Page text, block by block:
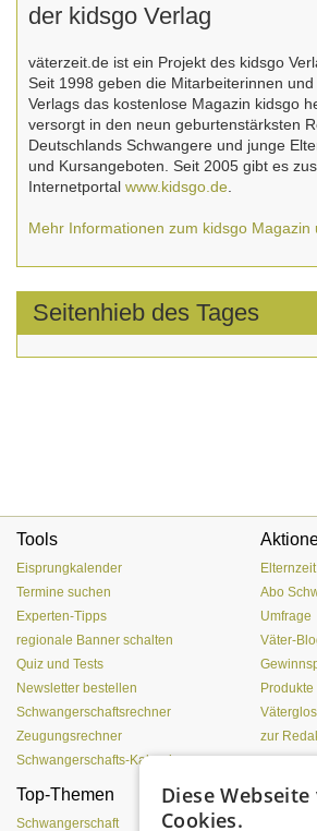
der kidsgo Verlag
väterzeit.de ist ein Projekt des kidsgo
Seit 1998 geben die Mitarbeiterinnen
Verlags das kostenlose Magazin kidsgo
versorgt in den neun geburtenstärksten
Deutschlands Schwangere und junge
und Kursangeboten. Seit 2005 gibt es
Internetportal www.kidsgo.de.
Mehr Informationen zum kidsgo Magazin
Seitenhieb des Tages
Tools
Eisprungkalender
Termine suchen
Experten-Tipps
regionale Banner schalten
Quiz und Tests
Newsletter bestellen
Schwangerschaftsrechner
Zeugungsrechner
Schwangerschafts-Kalender
Abo
Umfrage
Väter-
Produkte
zur
Top-Themen
Schwangerschaft
Einen
Diese
Cookies.